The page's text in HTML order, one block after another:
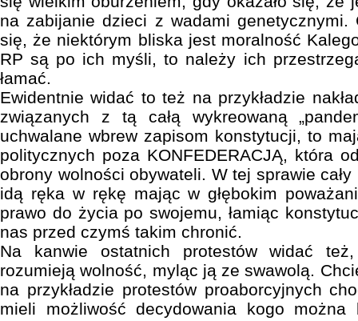
na zabijanie dzieci z wadami genetycznymi.
się, że niektórym bliska jest moralność
RP są po ich myśli, to należy ich
łamać.
Ewidentnie widać to też na przykładzie
związanych z tą całą wykreowaną
uchwalane wbrew zapisom konstytucji, to
politycznych poza KONFEDERACJĄ, która
obrony wolności obywateli. W tej sprawie
idą ręka w rękę mając w głębokim
prawo do życia po swojemu, łamiąc
nas przed czymś takim chronić.
Na kanwie ostatnich protestów widać
rozumieją wolność, myląc ją ze swawolą.
na przykładzie protestów proaborcyjnych
mieli możliwość decydowania kogo